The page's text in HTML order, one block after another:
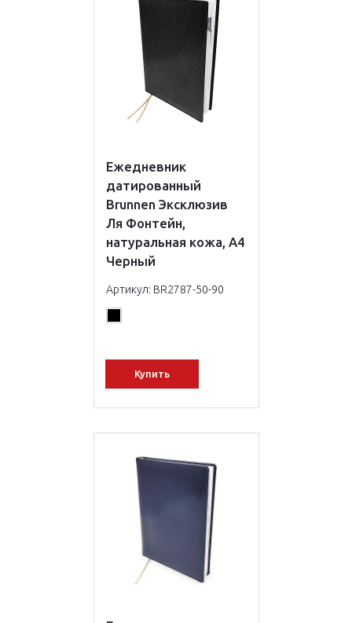
Ежедневник
датированный
Brunnen Эксклюзив
Ля Фонтейн,
натуральная кожа, А4
Черный
Артикул: BR2787-50-90
Купить